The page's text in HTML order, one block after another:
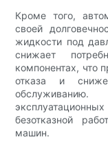
Кроме того,
своей
жидкости под
снижает
компонентах, что
отказа и
безотказной
машин.